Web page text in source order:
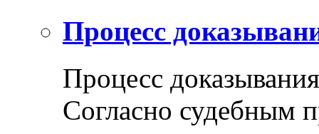
Процесс
Процесс доказывания
Согласно судебным